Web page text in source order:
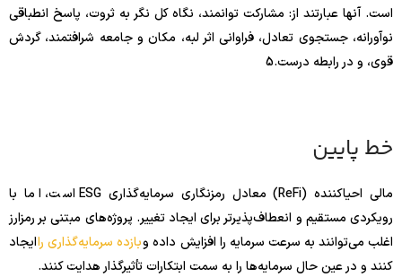
است. آنها عبارتند از: مشارکت توانمند، نگاه کل نگر به ثروت، پاسخ انطباقی
نوآورانه، جستجوی تعادل، فراوانی اثر لبه، مکان و جامعه شرافتمند، گردش
قوی، و در رابطه درست.5
خط پایین
مالی احیاکننده (ReFi) معادل رمزنگاری سرمایه‌گذاری ESG است، اما با
رویکردی مستقیم و انعطاف‌پذیرتر برای ایجاد تغییر. پروژه‌های مبتنی بر رمزارز
اغلب می‌توانند به سرعت سرمایه را افزایش داده وبازده سرمایه‌گذاری راایجاد
کنند و در عین حال سرمایه‌ها را به سمت ابتکارات تأثیرگذار هدایت کنند.